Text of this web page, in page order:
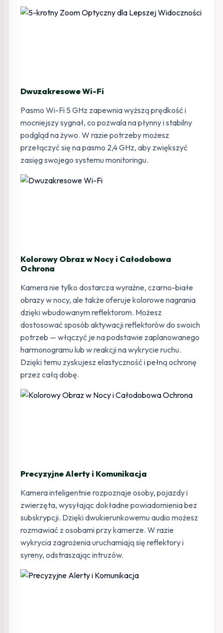
Dwuzakresowe Wi-Fi
Pasmo Wi-Fi 5 GHz zapewnia wyższą prędkość i
mocniejszy sygnał, co pozwala na płynny i stabilny
podgląd na żywo. W razie potrzeby możesz
przełączyć się na pasmo 2,4 GHz, aby zwiększyć
zasięg swojego systemu monitoringu.
Kolorowy Obraz w Nocy i Całodobowa
Ochrona
Kamera nie tylko dostarcza wyraźne, czarno-białe
obrazy w nocy, ale także oferuje kolorowe nagrania
dzięki wbudowanym reflektorom. Możesz
dostosować sposób aktywacji reflektorów do swoich
potrzeb — włączyć je na podstawie zaplanowanego
harmonogramu lub w reakcji na wykrycie ruchu.
Dzięki temu zyskujesz elastyczność i pełną ochronę
przez całą dobę.
Precyzyjne Alerty i Komunikacja
Kamera inteligentnie rozpoznaje osoby, pojazdy i
zwierzęta, wysyłając dokładne powiadomienia bez
subskrypcji. Dzięki dwukierunkowemu audio możesz
rozmawiać z osobami przy kamerze. W razie
wykrycia zagrożenia uruchamiają się reflektory i
syreny, odstraszając intruzów.